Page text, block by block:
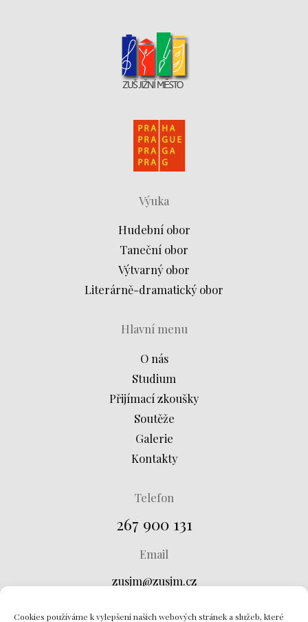
Cookies používáme k vylepšení našich webových stránek a služeb, které
Výuka
Hudební obor
Taneční obor
Výtvarný obor
Literárně-dramatický obor
Hlavní menu
O nás
Studium
Přijímací zkoušky
Soutěže
Galerie
Kontakty
Telefon
267 900 131
Email
zusjm@zusjm.cz
Adresa